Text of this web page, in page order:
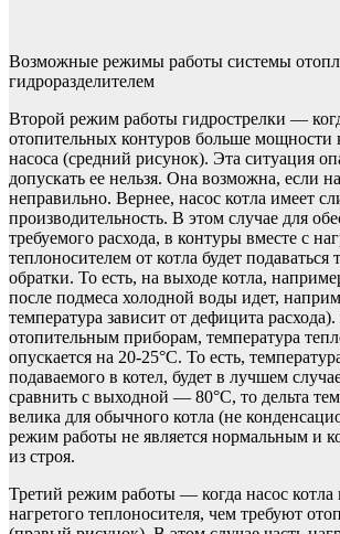
Возможные режимы работы системы
гидроразделителем
Второй режим работы гидрострелки —
отопительных контуров больше мощности
насоса (средний рисунок). Эта ситуация
допускать ее нельзя. Она возможна, если
неправильно. Вернее, насос котла имеет
производительность. В этом случае для
требуемого расхода, в контуры вместе с
теплоносителем от котла будет подаваться
обратки. То есть, на выходе котла,
после подмеса холодной воды идет,
температура зависит от дефицита
отопительным приборам, температура
опускается на 20-25°С. То есть,
подаваемого в котел, будет в лучшем
сравнить с выходной — 80°C, то дельта
велика для обычного котла (не
режим работы не является нормальным и
из строя.
Третий режим работы — когда насос котла
нагретого теплоносителя, чем требуют